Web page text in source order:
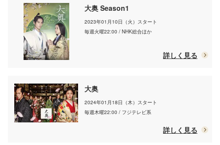
大奥 Season1
2023年01月10日（火）スタート
毎週火曜22:00 / NHK総合ほか
詳しく見る
大奥
2024年01月18日（木）スタート
毎週木曜22:00 / フジテレビ系
詳しく見る